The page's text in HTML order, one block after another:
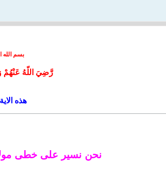
بسم الله
رَّضِيَ اللّهُ عَنْهُمْ
هذه
نحن نسير على خطى